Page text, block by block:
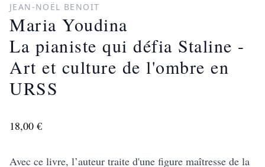
JEAN-NOËL BENOIT
Maria Youdina
La pianiste qui défia Staline -
Art et culture de l'ombre en
URSS
18,00 €
Avec ce livre, l’auteur traite d'une figure maîtresse de la